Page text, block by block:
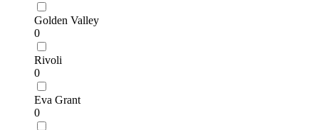
Golden Valley
0
Rivoli
0
Eva Grant
0